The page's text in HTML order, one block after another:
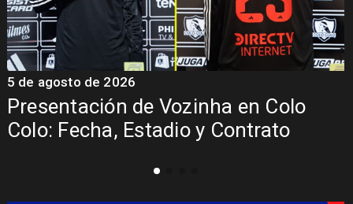
La Roja enfrentará a los anfitriones
del Mundial 2026
5 de agosto de 2026